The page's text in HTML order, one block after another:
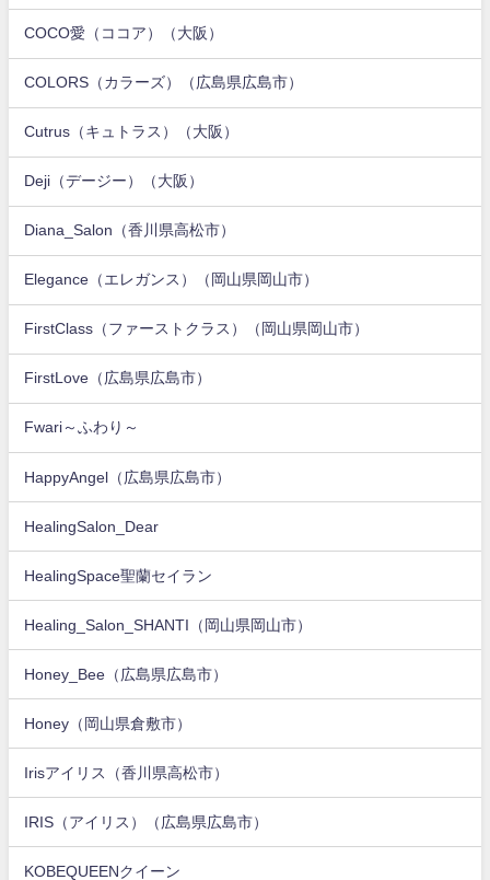
COCO愛（ココア）（大阪）
COLORS（カラーズ）（広島県広島市）
Cutrus（キュトラス）（大阪）
Deji（デージー）（大阪）
Diana_Salon（香川県高松市）
Elegance（エレガンス）（岡山県岡山市）
FirstClass（ファーストクラス）（岡山県岡山市）
FirstLove（広島県広島市）
Fwari～ふわり～
HappyAngel（広島県広島市）
HealingSalon_Dear
HealingSpace聖蘭セイラン
Healing_Salon_SHANTI（岡山県岡山市）
Honey_Bee（広島県広島市）
Honey（岡山県倉敷市）
Irisアイリス（香川県高松市）
IRIS（アイリス）（広島県広島市）
KOBEQUEENクイーン